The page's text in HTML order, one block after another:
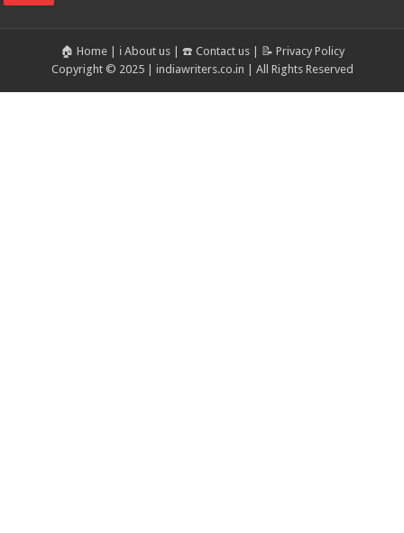
🏠 Home| ℹ️ About us| ☎️ Contact us|
📝 Privacy Policy
Copyright © 2025 | indiawriters.co.in | All Rights Reserved